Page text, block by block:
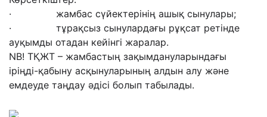
· жамбас сүйектерінің ашық сынулары;
· тұрақсыз сынулардағы рұқсат ретінде
ауқымды отадан кейінгі жаралар.
NB! ТҚЖТ – жамбастың зақымдануларындағы
іріңді-қабыну асқынуларының алдын алу және
емдеуде таңдау әдісі болып табылады.